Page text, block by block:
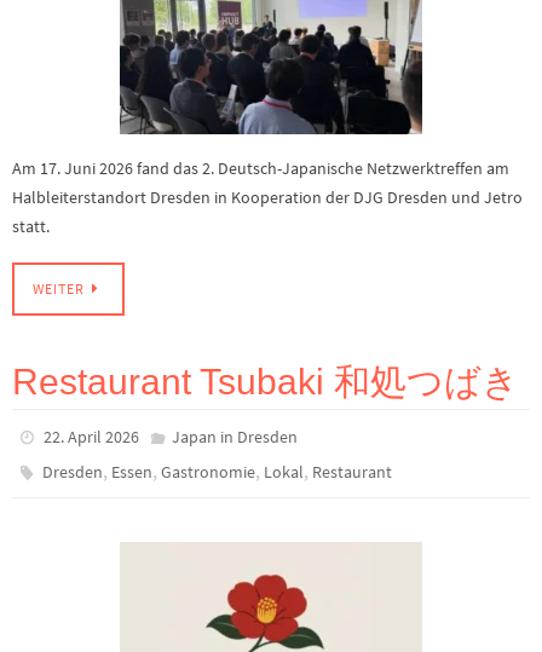
Am 17. Juni 2026 fand das 2. Deutsch-Japanische Netzwerktreffen am
Halbleiterstandort Dresden in Kooperation der DJG Dresden und Jetro
statt.
WEITER
Restaurant Tsubaki 和処つばき
22. April 2026
Japan in Dresden
Dresden, Essen,Gastronomie, Lokal, Restaurant